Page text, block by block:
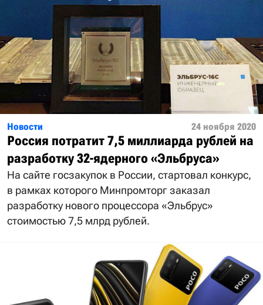
Новости 24 ноября 2020
Россия потратит 7,5 миллиарда рублей на
разработку 32-ядерного «Эльбруса»
На сайте госзакупок в России, стартовал конкурс,
в рамках которого Минпромторг заказал
разработку нового процессора «Эльбрус»
стоимостью 7,5 млрд рублей.